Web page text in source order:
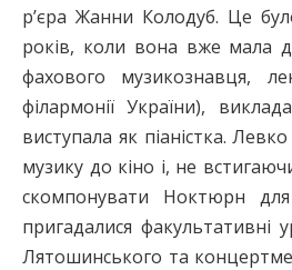
р’єра Жанни Колодуб. Це
років, коли вона вже мала
фахового музикознавця,
філармонії України),
виступала як піаністка.
музику до кіно і, не
скомпонувати Ноктюрн
пригадалися факультативні
Лятошинського та